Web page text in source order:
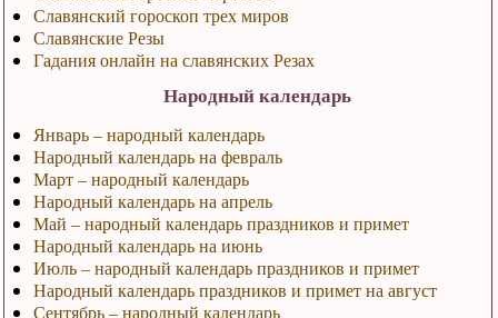
Славянский гороскоп трех миров
Славянские Резы
Гадания онлайн на славянских Резах
Народный календарь
Январь – народный календарь
Народный календарь на февраль
Март – народный календарь
Народный календарь на апрель
Май – народный календарь праздников и примет
Народный календарь на июнь
Июль – народный календарь праздников и примет
Народный календарь праздников и примет на август
Сентябрь – народный календарь